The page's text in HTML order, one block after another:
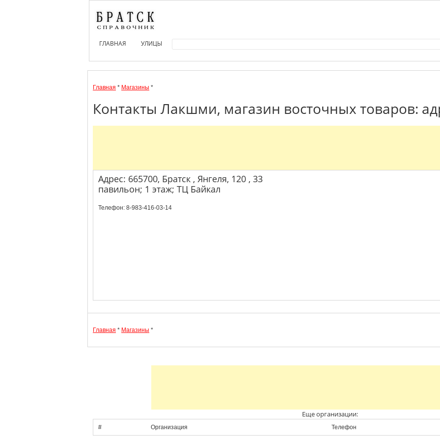
ГЛАВНАЯ УЛИЦЫ
Главная * Магазины *
Контакты Лакшми, магазин восточных товаров:
Адрес: 665700, Братск , Янгеля, 120 , 33
павильон; 1 этаж; ТЦ Байкал
Телефон: 8-983-416-03-14
Главная * Магазины *
Еще организации:
# Организация Телефон